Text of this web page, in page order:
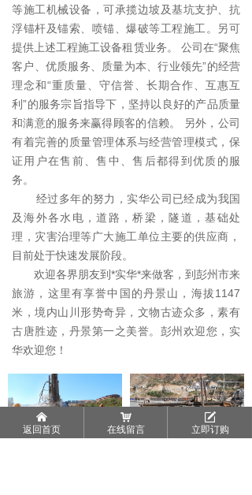
等施工机械设备，可承揽边坡及基坑支护、抗
浮锚杆及锚索、喷锚、爆破等工程施工。另可
提供上述工程施工设备租赁业务。 公司在“聚焦
客户、优质服务、质量为本、行业领先”的经营
理念和“重质量、守信誉、长期合作、互惠互
利”的服务宗旨指导下，坚持以良好的产品质量
和满意的服务来赢得顾客的信赖。 另外，公司
有着完善的质量管理体系与经营管理模式，保
证用户在售前、售中、售后都得到优质的服
务。
经过多年的努力，实华公司已经成为我国
及海外各水电，道路，桥梁，隧道，基础处
理，灾害治理等广大施工单位主要的供应商，
目前处于快速发展阶段。
欢迎各界朋友到*实华*来做客，到彭州市来
旅游，这里有享誉中国的丹景山，海拔1147
米，境内山川形势奇异，文物古迹众多，素有
古唐胜迹，丹景第一之美誉。彭州欢迎您，实
华欢迎您！
낀
返回首页
낙
在线留言
녁
立即订购